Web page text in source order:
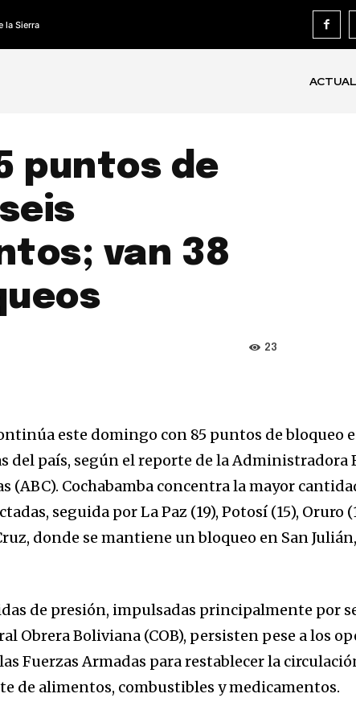
la Sierra
puntos de
van 38
23
este domingo con 85 puntos de bloqueo
del país, según el reporte de la Administradora
(ABC). Cochabamba concentra la mayor
seguida por La Paz (19), Potosí (15), Oruro
donde se mantiene un bloqueo en San
de presión, impulsadas principalmente por
Obrera Boliviana (COB), persisten pese a los
Fuerzas Armadas para restablecer la
de alimentos, combustibles y medicamentos.